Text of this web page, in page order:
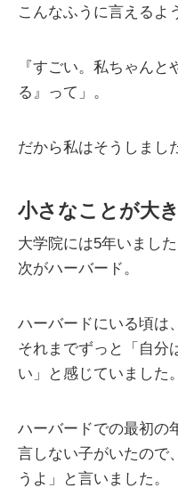
こんなふうに言えるよ
『すごい。私ちゃん
る』って」。
だから私はそうしまし
小さなことが大
大学院には5年いまし
次がハーバード。
ハーバードにいる頃は
それまでずっと「自分
い」と感じていました。
ハーバードでの最初の
言しない子がいたので
うよ」と言いました。